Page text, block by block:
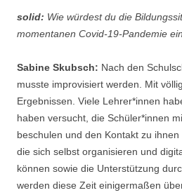
solid: Wie würdest du die
momentanen Covid-19-Pandemie
Sabine Skubsch: Nach den
musste improvisiert werden. Mit
Ergebnissen. Viele Lehrer*innen
haben versucht, die Schüler*innen
beschulen und den Kontakt zu ihnen
die sich selbst organisieren und
können sowie die Unterstützung
werden diese Zeit einigermaßen